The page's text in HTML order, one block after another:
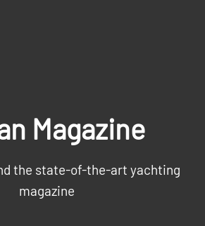
Magazine
the state-of-the-art yachting
magazine